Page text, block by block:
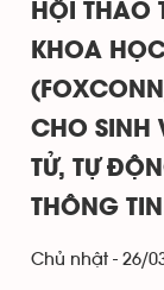
HỘI THẢO
KHOA
CHO SINH
TỬ, TỰ
THÔNG TIN
Chủ nhật - 26/